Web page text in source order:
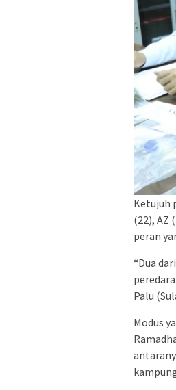
Ketujuh
(22), AZ
peran
“Dua
Palu
Modus